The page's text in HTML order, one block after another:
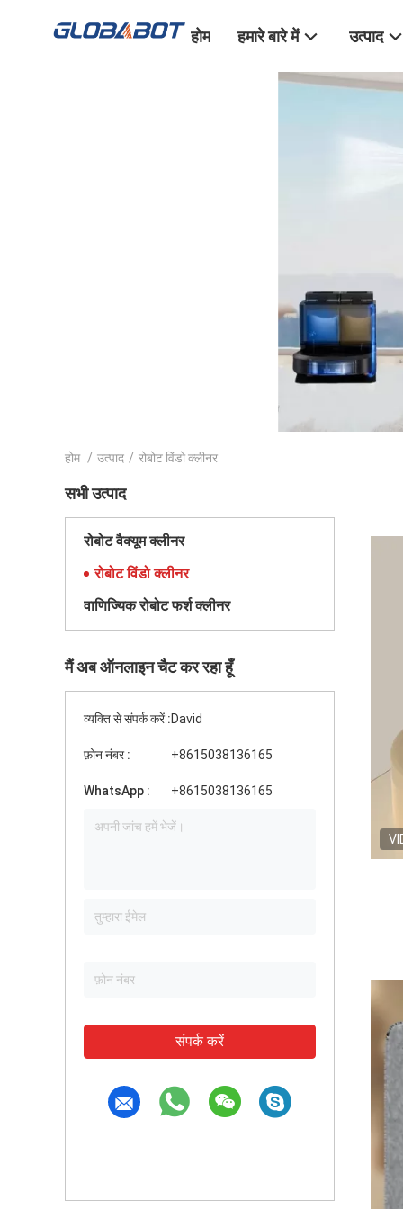
होम हमारे बारे में उत्पाद
होम / उत्पाद / रोबोट विंडो क्लीनर
सभी उत्पाद
रोबोट वैक्यूम क्लीनर
रोबोट विंडो क्लीनर
वाणिज्यिक रोबोट फर्श क्लीनर
मैं अब ऑनलाइन चैट कर रहा हूँ
व्यक्ति से संपर्क करें :David
फ़ोन नंबर : +8615038136165
WhatsApp : +8615038136165
संपर्क करें